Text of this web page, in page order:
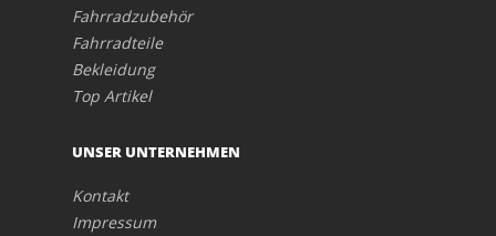
Fahrradzubehör
Fahrradteile
Bekleidung
Top Artikel
UNSER UNTERNEHMEN
Kontakt
Impressum